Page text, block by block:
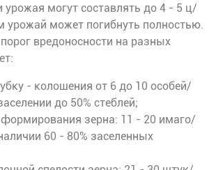
урожая могут составлять до 4 - 5 ц/
урожай может погибнуть полностью.
вредоносности на разных
- колошения от 6 до 10 особей/
до 50% стеблей;
формирования зерна: 11 - 20 имаго/
60 - 80% заселенных